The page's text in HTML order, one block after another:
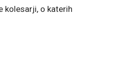
kolesarji, o katerih